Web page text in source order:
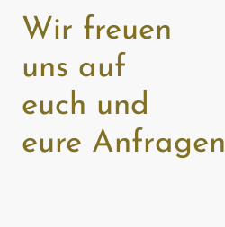
Wir freuen
uns auf
euch und
eure Anfragen